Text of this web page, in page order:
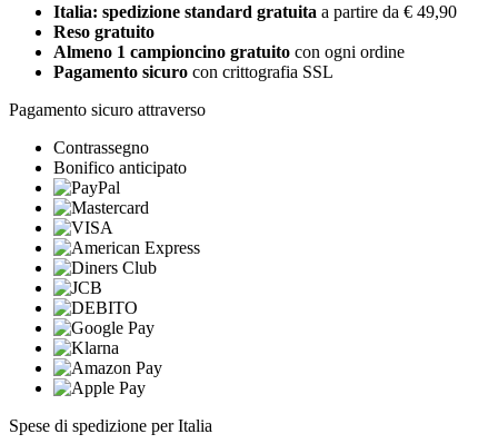
Italia: spedizione standard gratuita a partire da € 49,90
Reso gratuito
Almeno 1 campioncino gratuito con ogni ordine
Pagamento sicuro con crittografia SSL
Pagamento sicuro attraverso
Contrassegno
Bonifico anticipato
Spese di spedizione per Italia